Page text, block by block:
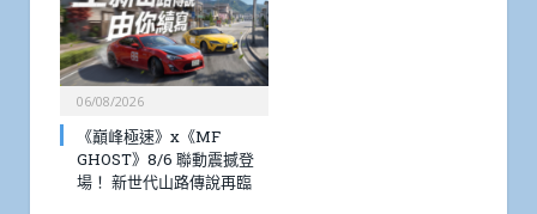
06/08/2026
《巔峰極速》x《MF
GHOST》8/6 聯動震撼登
場！ 新世代山路傳說再臨